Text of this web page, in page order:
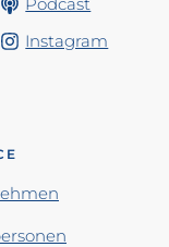
Instagram